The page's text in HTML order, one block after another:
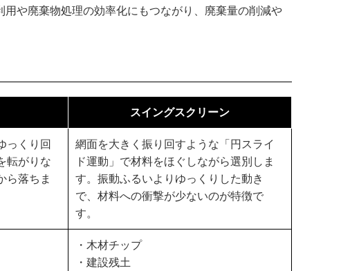
や廃棄物処理の効率化にもつながり、廃棄量の削減や
スイングスクリーン
っくり回
転がりな
ら落ちま
網面を大きく振り回すような「円スライ
ド運動」で材料をほぐしながら選別しま
す。振動ふるいよりゆっくりした動き
で、材料への衝撃が少ないのが特徴で
す。
・木材チップ
・建設残土